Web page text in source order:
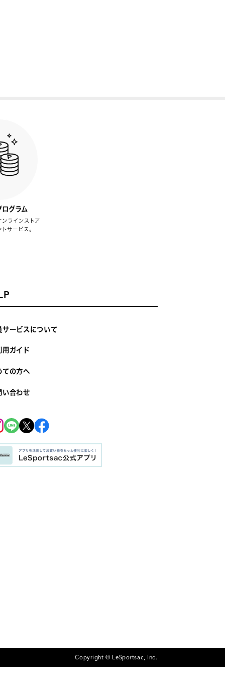
ログラム
ラインストア
サービス。
サービスについて
用ガイド
ての方へ
い合わせ
Copyright © LeSportsac, Inc.